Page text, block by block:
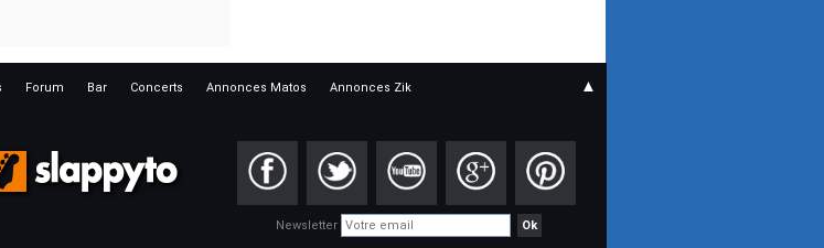
Forum Bar Concerts Annonces Matos Annonces Zik ▲
Newsletter